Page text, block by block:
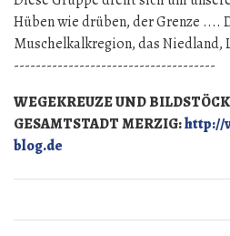
Hüben wie drüben, der Grenze ....
Muschelkalkregion, das Niedland,
-------------------------------------
WEGEKREUZE UND
GESAMTSTADT MERZIG:http://
blog.de